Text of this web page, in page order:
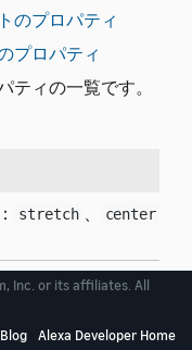
のプロパティ
プロパティ
ティの一覧です。
stretch 、 center
column 、 row 、
Inc. or its affiliates. All
Blog Alexa Developer Home